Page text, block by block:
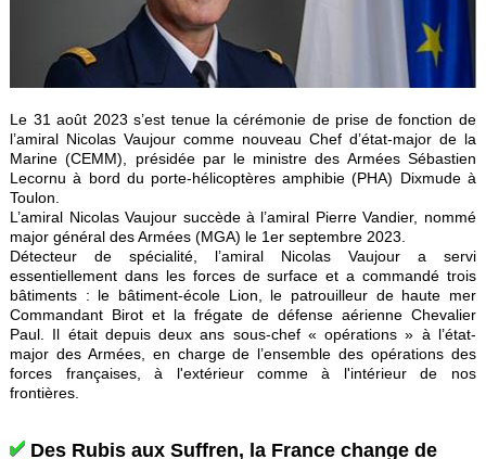
Le 31 août 2023 s’est tenue la cérémonie de prise de fonction de
l’amiral Nicolas Vaujour comme nouveau Chef d’état-major de la
Marine (CEMM), présidée par le ministre des Armées Sébastien
Lecornu à bord du porte-hélicoptères amphibie (PHA) Dixmude à
Toulon.
L’amiral Nicolas Vaujour succède à l’amiral Pierre Vandier, nommé
major général des Armées (MGA) le 1er septembre 2023.
Détecteur de spécialité, l’amiral Nicolas Vaujour a servi
essentiellement dans les forces de surface et a commandé trois
bâtiments : le bâtiment-école Lion, le patrouilleur de haute mer
Commandant Birot et la frégate de défense aérienne Chevalier
Paul. Il était depuis deux ans sous-chef « opérations » à l’état-
major des Armées, en charge de l’ensemble des opérations des
forces françaises, à l'extérieur comme à l'intérieur de nos
frontières.
Des Rubis aux Suffren, la France change de